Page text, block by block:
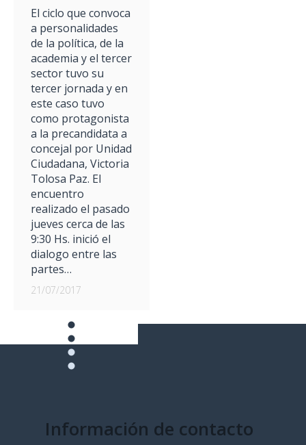
El ciclo que convoca
a personalidades
de la política, de la
academia y el tercer
sector tuvo su
tercer jornada y en
este caso tuvo
como protagonista
a la precandidata a
concejal por Unidad
Ciudadana, Victoria
Tolosa Paz. El
encuentro
realizado el pasado
jueves cerca de las
9:30 Hs. inició el
dialogo entre las
partes…
21/07/2017
Información de contacto